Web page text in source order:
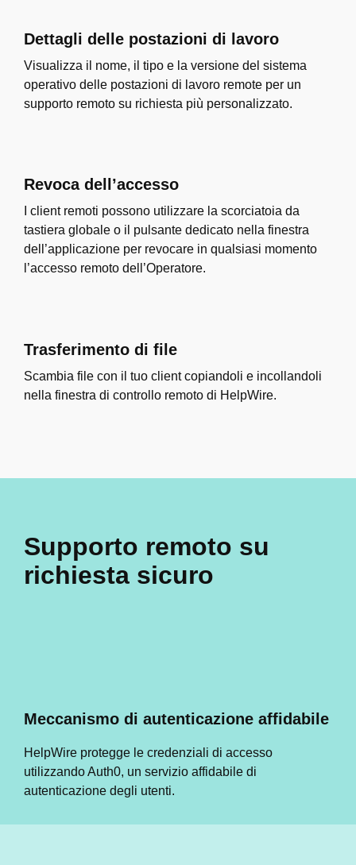
Dettagli delle postazioni di lavoro
Visualizza il nome, il tipo e la versione del sistema
operativo delle postazioni di lavoro remote per un
supporto remoto su richiesta più personalizzato.
Revoca dell’accesso
I client remoti possono utilizzare la scorciatoia da
tastiera globale o il pulsante dedicato nella finestra
dell’applicazione per revocare in qualsiasi momento
l’accesso remoto dell’Operatore.
Trasferimento di file
Scambia file con il tuo client copiandoli e incollandoli
nella finestra di controllo remoto di HelpWire.
Supporto remoto su
richiesta sicuro
Meccanismo di autenticazione affidabile
HelpWire protegge le credenziali di accesso
utilizzando Auth0, un servizio affidabile di
autenticazione degli utenti.